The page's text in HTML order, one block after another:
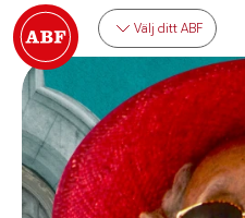
Välj ditt ABF